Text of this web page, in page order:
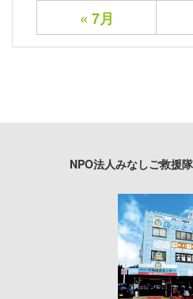
« 7月
NPO法人みなしご救援